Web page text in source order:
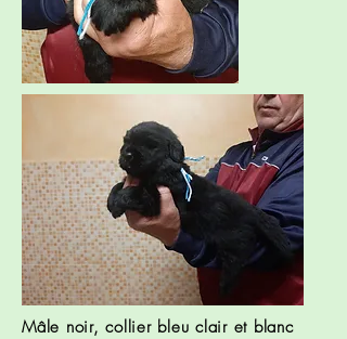
Mâle noir, collier bleu clair et blanc